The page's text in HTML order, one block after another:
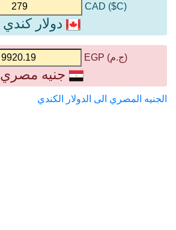
(C$) CAD
دولار كندي
(ج.م) EGP
جنيه مصري
الجنيه المصري الى الدولار الكندي